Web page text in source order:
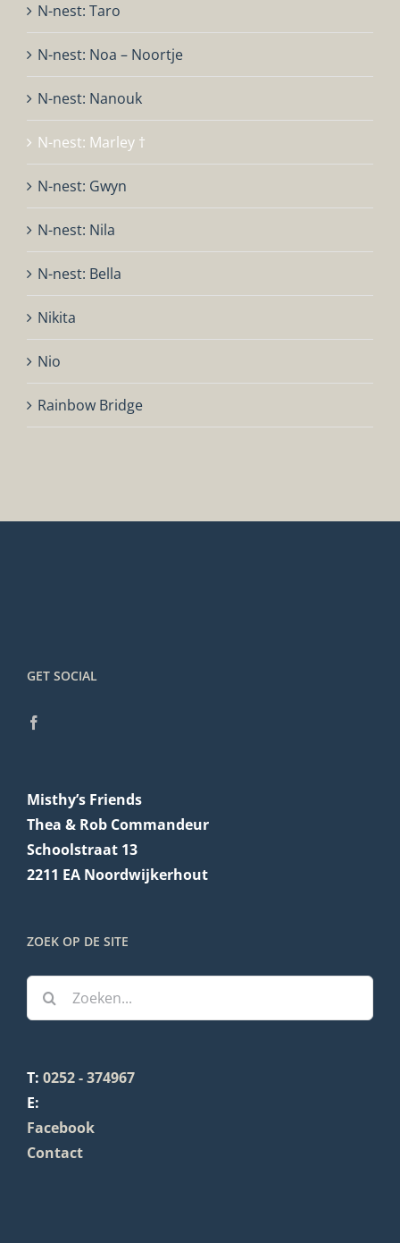
N-nest: Taro
N-nest: Noa – Noortje
N-nest: Nanouk
N-nest: Marley †
N-nest: Gwyn
N-nest: Nila
N-nest: Bella
Nikita
Nio
Rainbow Bridge
GET SOCIAL
Misthy’s Friends
Thea & Rob Commandeur
Schoolstraat 13
2211 EA Noordwijkerhout
ZOEK OP DE SITE
Zoeken
naar:
T: 0252 - 374967
E:
Facebook
Contact